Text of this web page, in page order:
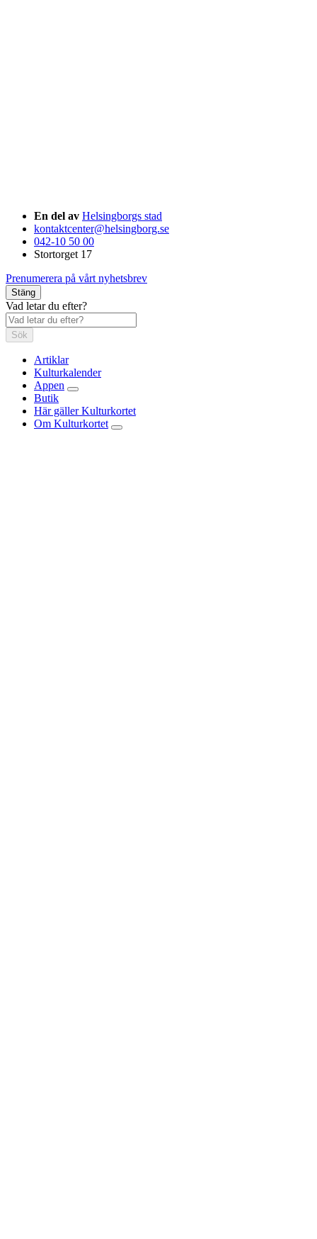
En del av Helsingborgs stad
kontaktcenter@helsingborg.se
042-10 50 00
Stortorget 17
Prenumerera på vårt nyhetsbrev
Stäng
Vad letar du efter?
Sök
Artiklar
Kulturkalender
Appen
Butik
Här gäller Kulturkortet
Om Kulturkortet